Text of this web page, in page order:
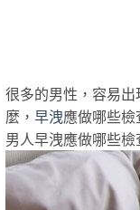
很多的男性，容易
麼， 早洩應做哪些檢
男人早洩應做哪些